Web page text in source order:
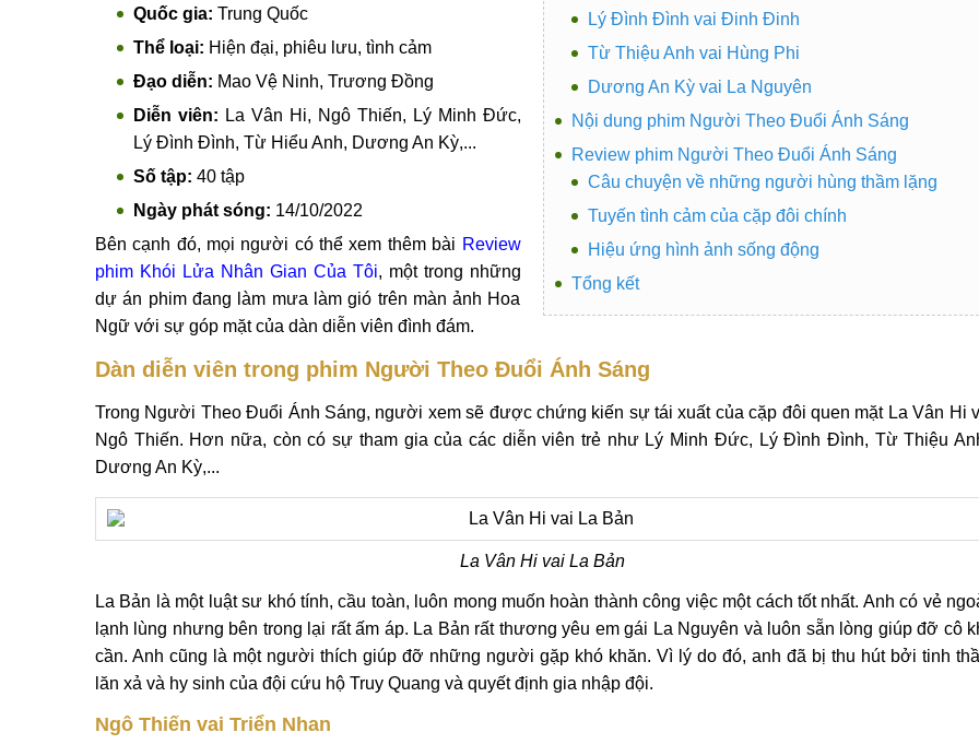
Lý Đình Đình vai Đinh Đinh
Từ Thiệu Anh vai Hùng Phi
Dương An Kỳ vai La Nguyên
Nội dung phim Người Theo Đuổi Ánh Sáng
Review phim Người Theo Đuổi Ánh Sáng
Câu chuyện về những người hùng thầm lặng
Tuyến tình cảm của cặp đôi chính
Hiệu ứng hình ảnh sống động
Tổng kết
Quốc gia: Trung Quốc
Thể loại: Hiện đại, phiêu lưu, tình cảm
Đạo diễn: Mao Vệ Ninh, Trương Đồng
Diễn viên: La Vân Hi, Ngô Thiến, Lý Minh Đức,
Lý Đình Đình, Từ Hiểu Anh, Dương An Kỳ,...
Số tập: 40 tập
Ngày phát sóng: 14/10/2022
Bên cạnh đó, mọi người có thể xem thêm bài Review
phim Khói Lửa Nhân Gian Của Tôi, một trong những
dự án phim đang làm mưa làm gió trên màn ảnh Hoa
Ngữ với sự góp mặt của dàn diễn viên đình đám.
Dàn diễn viên trong phim Người Theo Đuổi Ánh Sáng
Trong Người Theo Đuổi Ánh Sáng, người xem sẽ được chứng kiến sự tái xuất của cặp đôi quen mặt La Vân Hi
Ngô Thiến. Hơn nữa, còn có sự tham gia của các diễn viên trẻ như Lý Minh Đức, Lý Đình Đình, Từ Thiệu
Dương An Kỳ,...
La Vân Hi vai La Bản
La Bản là một luật sư khó tính, cầu toàn, luôn mong muốn hoàn thành công việc một cách tốt nhất. Anh có vẻ
lạnh lùng nhưng bên trong lại rất ấm áp. La Bản rất thương yêu em gái La Nguyên và luôn sẵn lòng giúp đỡ cô
cần. Anh cũng là một người thích giúp đỡ những người gặp khó khăn. Vì lý do đó, anh đã bị thu hút bởi tinh
lăn xả và hy sinh của đội cứu hộ Truy Quang và quyết định gia nhập đội.
Ngô Thiến vai Triển Nhan